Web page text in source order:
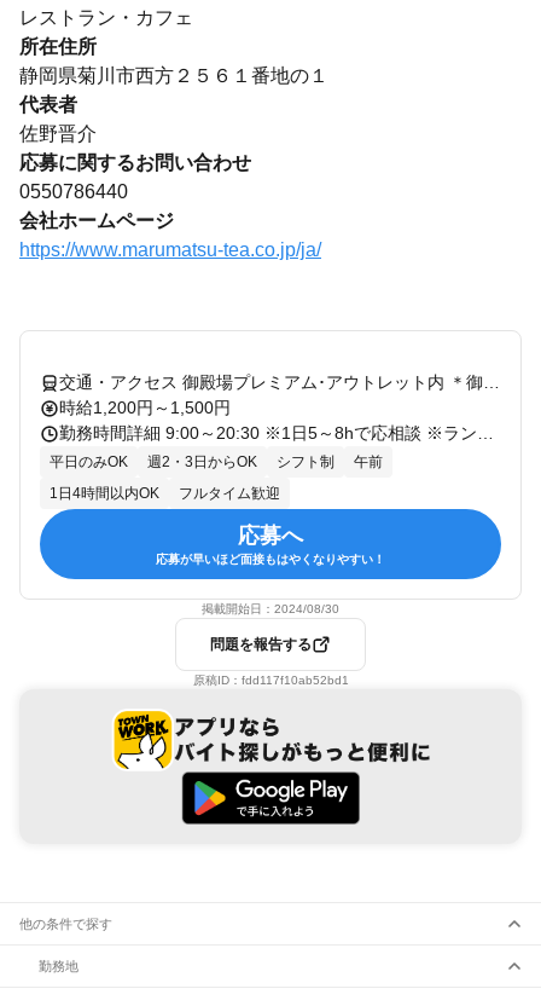
レストラン・カフェ
所在住所
静岡県菊川市西方２５６１番地の１
代表者
佐野晋介
応募に関するお問い合わせ
0550786440
会社ホームページ
https://www.marumatsu-tea.co.jp/ja/
時給1,200円～1,500円
平日のみOK 週2・3日からOK シフト制
午前
1日4時間以内OK
フルタイム歓迎
応募へ
応募が早いほど面接もはやくなりやすい！
掲載開始日： 2024/08/30
問題を報告する
原稿ID： fdd117f10ab52bd1
他の条件で探す
勤務地